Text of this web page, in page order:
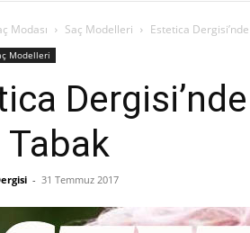
Modası Saç Modelleri Estetica
Modelleri
Tabak
- 31 Temmuz 2017